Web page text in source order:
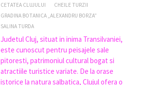
CETATEA CLUJULUI
CHEILE TURZII
GRADINA BOTANICA „ALEXANDRU BORZA”
SALINA TURDA
Judetul Cluj, situat in inima Transilvaniei,
este cunoscut pentru peisajele sale
pitoresti, patrimoniul cultural bogat si
atractiile turistice variate. De la orase
istorice la natura salbatica, Clujul ofera o